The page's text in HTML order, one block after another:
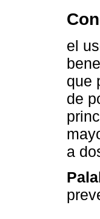
el
que
de
a